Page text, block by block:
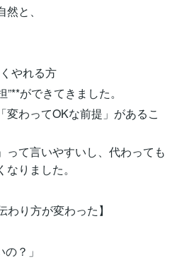
と、
やれる方
ができてきました。
変わってOKな前提」があるこ
て言いやすいし、代わっても
りました。
り方が変わった】
？」